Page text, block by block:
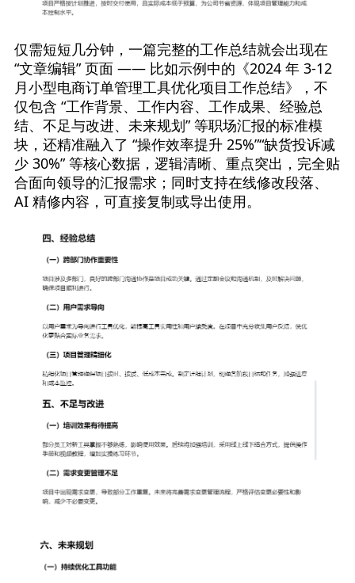
仅需短短几分钟，一篇完整的工作总结就会出现在
“文章编辑” 页面 —— 比如示例中的《2024 年 3-12
月小型电商订单管理工具优化项目工作总结》，不
仅包含 “工作背景、工作内容、工作成果、经验总
结、不足与改进、未来规划” 等职场汇报的标准模
块，还精准融入了 “操作效率提升 25%”“缺货投诉减
少 30%” 等核心数据，逻辑清晰、重点突出，完全贴
合面向领导的汇报需求；同时支持在线修改段落、
AI 精修内容，可直接复制或导出使用。